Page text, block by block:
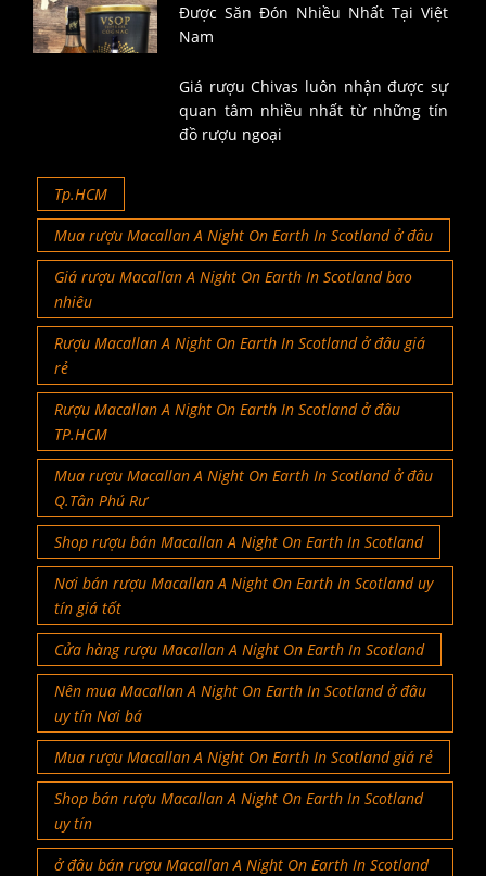
Được Săn Đón Nhiều Nhất Tại Việt
Nam
Giá rượu Chivas luôn nhận được sự
quan tâm nhiều nhất từ những tín
đồ rượu ngoại
Tp.HCM
Mua rượu Macallan A Night On Earth In Scotland ở đâu
Giá rượu Macallan A Night On Earth In Scotland bao
nhiêu
Rượu Macallan A Night On Earth In Scotland ở đâu giá
rẻ
Rượu Macallan A Night On Earth In Scotland ở đâu
TP.HCM
Mua rượu Macallan A Night On Earth In Scotland ở đâu
Q.Tân Phú Rư
Shop rượu bán Macallan A Night On Earth In Scotland
Nơi bán rượu Macallan A Night On Earth In Scotland uy
tín giá tốt
Cửa hàng rượu Macallan A Night On Earth In Scotland
Nên mua Macallan A Night On Earth In Scotland ở đâu
uy tín Nơi bá
Mua rượu Macallan A Night On Earth In Scotland giá rẻ
Shop bán rượu Macallan A Night On Earth In Scotland
uy tín
ở đâu bán rượu Macallan A Night On Earth In Scotland